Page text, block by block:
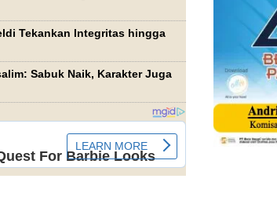
Tekankan Integritas hingga
Sabuk Naik, Karakter Juga